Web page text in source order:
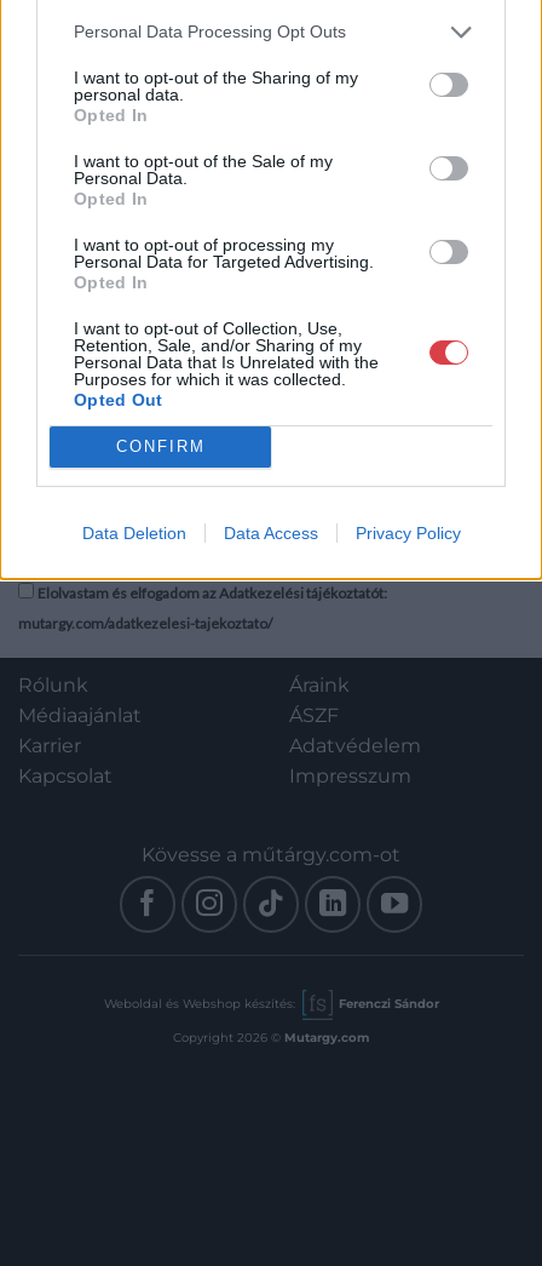
Personal Data Processing Opt Outs
I want to opt-out of the Sharing of my
personal data.
Opted In
I want to opt-out of the Sale of my
Personal Data.
Opted In
I want to opt-out of processing my
Personal Data for Targeted Advertising.
Opted In
I want to opt-out of Collection, Use,
Retention, Sale, and/or Sharing of my
Personal Data that Is Unrelated with the
Purposes for which it was collected.
Opted Out
CONFIRM
Data Deletion Data Access Privacy Policy
Bálint Endre (1915-
december – 10 januari
1958, Galerie Espace
36, Haarlem. Kiállítási
plakát. Litográfia, papír.
Jelzés nélkül. Bálint
rendezett hollandiai
egyéni kiállításának
illusztrációjával.
Lapszéli apró
sérülésekkel és javított
szakadásokkal. 59,5×46
cm.
Bálint Endre (1915-1986):
André Balint. 14 december -
Espace N.V. Klein
Heilingland 36, Haarlem.
papír. Jelzés nélkül. Bálint
Endre 1958-ban rendezett
hollandiai egyéni
kiállításának plakátja, saját
illusztrációjával. Lapszéli
apró sérülésekkel és javított
Kikiáltási ár:38 000Ft
Aukció:44. Nagyaukció
2025/05/10 18:00
MEGTEKINTEM
1945 ,,A Független
és Polgári Párt IV. ker.
szeptember hó 30-án
[…]”, plakát, Bp.,
sérülésekkel, 59,5×42
1945 ,,A Független
szervezete választói
nagygyűlést tart
plakát, Bp., Függetlenség-
ny., hajtva, minimális
sérülésekkel, 59,5x42 cm
Kikiáltási ár:
2025/05/10 18:00
MEGTEKINTEM
Elolvastam és elfogadom az Adatkezelési tájékoztatót:
mutargy.com/adatkezelesi-tajekoztato/
Rólunk
Médiaajánlat
Karrier
Kapcsolat
Áraink
ÁSZF
Adatvédelem
Impresszum
Kövesse a műtárgy.com-ot
Weboldal és Webshop készítés: Ferenczi Sándor
Copyright 2026 © Mutargy.com